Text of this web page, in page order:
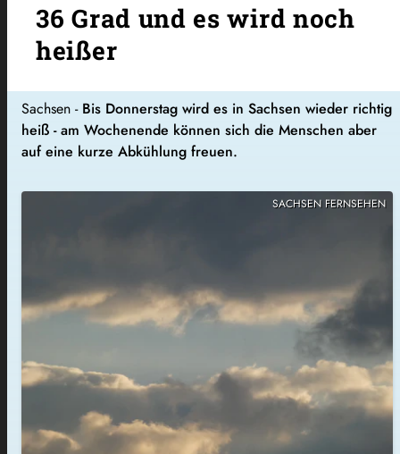
36 Grad und es wird noch
heißer
Sachsen -Bis Donnerstag wird es in Sachsen wieder richtig
heiß - am Wochenende können sich die Menschen aber
auf eine kurze Abkühlung freuen.
SACHSEN FERNSEHEN